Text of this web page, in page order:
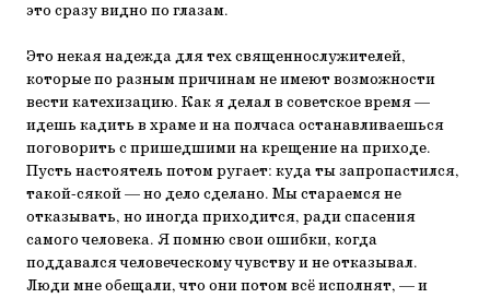
это сразу видно по глазам.
Это некая надежда для тех священнослужителей,
которые по разным причинам не имеют возможности
вести катехизацию. Как я делал в советское время —
идешь кадить в храме и на полчаса останавливаешься
поговорить с пришедшими на крещение на приходе.
Пусть настоятель потом ругает: куда ты запропастился,
такой-сякой — но дело сделано. Мы стараемся не
отказывать, но иногда приходится, ради спасения
самого человека. Я помню свои ошибки, когда
поддавался человеческому чувству и не отказывал.
Люди мне обещали, что они потом всё исполнят, — и